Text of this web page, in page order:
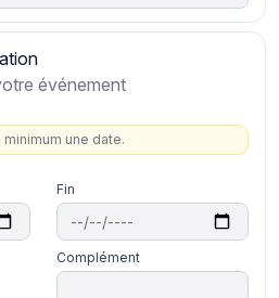
événement
une date.
Fin
Complément